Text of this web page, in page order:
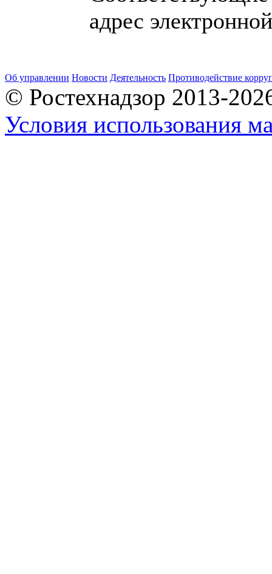
адрес
Об управлении Новости Деятельность Противодействие
© Ростехнадзор 2013-
Условия использования